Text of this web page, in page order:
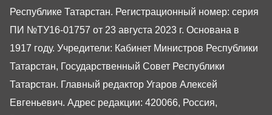
Республике Татарстан. Регистрационный номер: серия
ПИ №ТУ16-01757 от 23 августа 2023 г. Основана в
1917 году. Учредители: Кабинет Министров Республики
Татарстан, Государственный Совет Республики
Татарстан. Главный редактор Угаров Алексей
Евгеньевич. Адрес редакции: 420066, Россия,